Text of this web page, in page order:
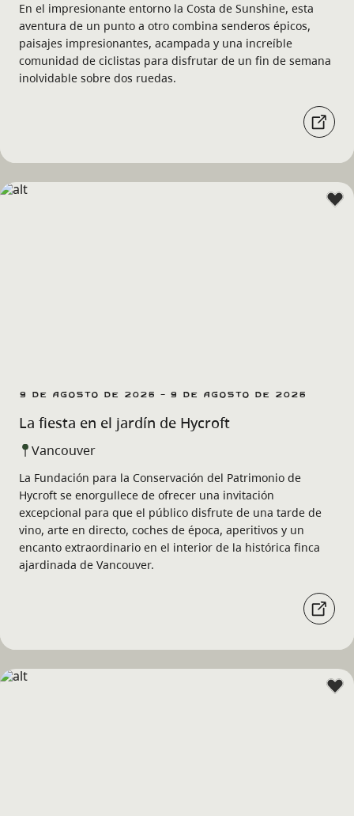
En el impresionante entorno la Costa de Sunshine, esta
aventura de un punto a otro combina senderos épicos,
paisajes impresionantes, acampada y una increíble
comunidad de ciclistas para disfrutar de un fin de semana
inolvidable sobre dos ruedas.
9 de agosto de 2026 - 9 de agosto de 2026
La fiesta en el jardín de Hycroft
Vancouver
La Fundación para la Conservación del Patrimonio de
Hycroft se enorgullece de ofrecer una invitación
excepcional para que el público disfrute de una tarde de
vino, arte en directo, coches de época, aperitivos y un
encanto extraordinario en el interior de la histórica finca
ajardinada de Vancouver.